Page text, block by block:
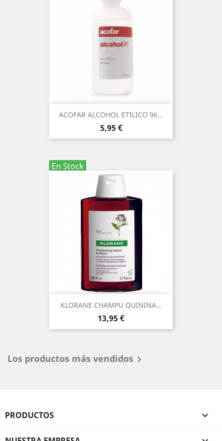
ACOFAR ALCOHOL ETILICO 96...
Precio
5,95 €
En Stock
KLORANE CHAMPU QUININA...
Precio
13,95 €
Los productos más vendidos 
PRODUCTOS 